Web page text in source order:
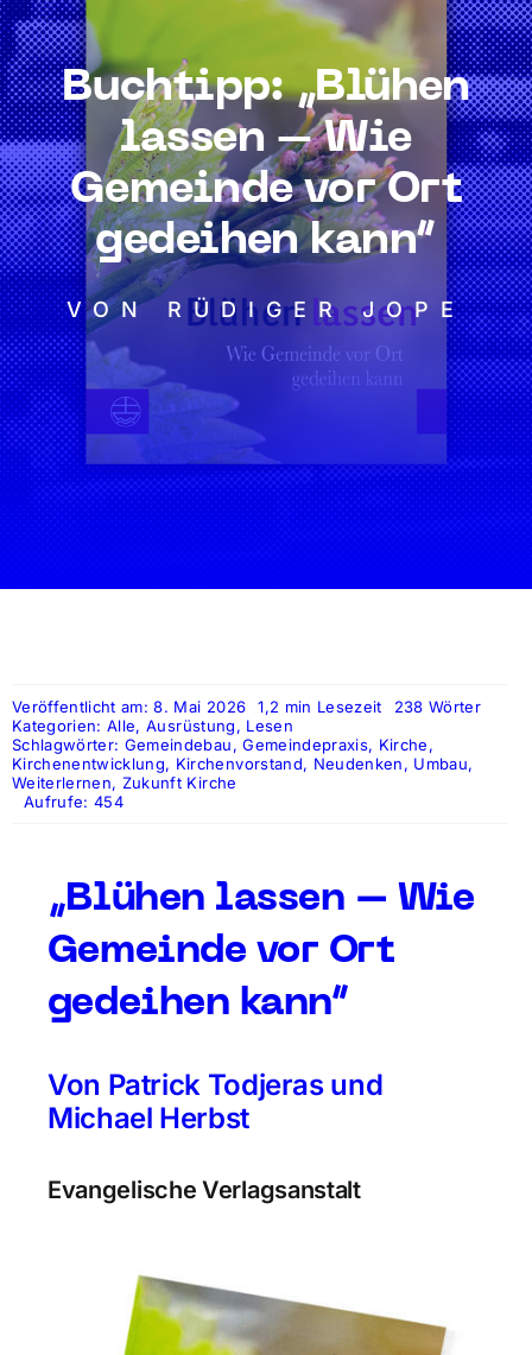
Buchtipp: „Blühen
lassen – Wie
Gemeinde vor Ort
gedeihen kann“
VON RÜDIGER JOPE
Veröffentlicht am: 8. Mai 2026 1,2 min Lesezeit
238 Wörter
Kategorien:Alle,Ausrüstung, Lesen
Schlagwörter: Gemeindebau,Gemeindepraxis, Kirche,
Kirchenentwicklung, Kirchenvorstand, Neudenken, Umbau,
Weiterlernen, Zukunft Kirche
Aufrufe: 454
„Blühen lassen – Wie
Gemeinde vor Ort
gedeihen kann“
Von Patrick Todjeras und
Michael Herbst
Evangelische Verlagsanstalt